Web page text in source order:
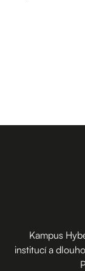
Kampus
institucí a